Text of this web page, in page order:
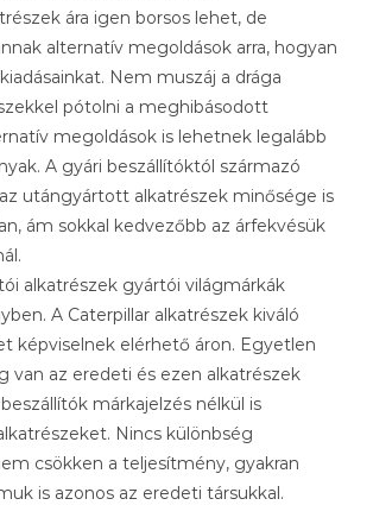
ára igen borsos lehet, de
alternatív megoldások arra, hogyan
Nem muszáj a drága
pótolni a meghibásodott
megoldások is lehetnek legalább
A gyári beszállítóktól származó
utángyártott alkatrészek minősége is
ám sokkal kedvezőbb az árfekvésük
alkatrészek gyártói világmárkák
A Caterpillar alkatrészek kiváló
képviselnek elérhető áron. Egyetlen
van az eredeti és ezen alkatrészek
márkajelzés nélkül is
Nincs különbség
csökken a teljesítmény, gyakran
is azonos az eredeti társukkal.